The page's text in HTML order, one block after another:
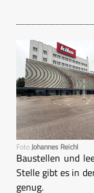
FotoJohannes Reichl
Baustellen und
Stelle gibt es in
genug.